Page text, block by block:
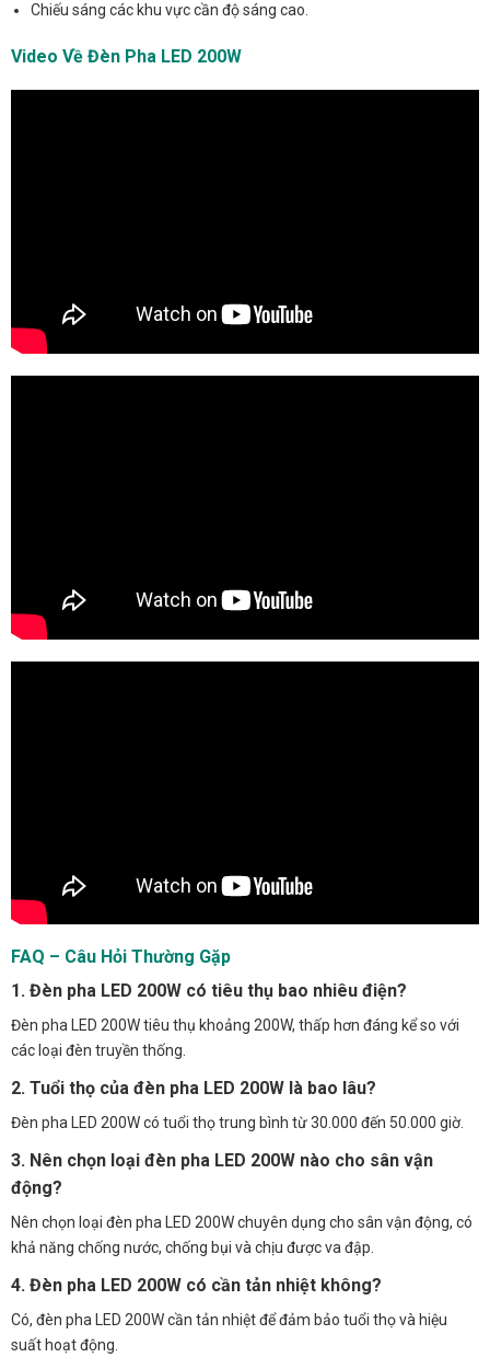
Chiếu sáng các khu vực cần độ sáng cao.
Video Về Đèn Pha LED 200W
FAQ – Câu Hỏi Thường Gặp
1. Đèn pha LED 200W có tiêu thụ bao nhiêu điện?
Đèn pha LED 200W tiêu thụ khoảng 200W, thấp hơn đáng kể so với
các loại đèn truyền thống.
2. Tuổi thọ của đèn pha LED 200W là bao lâu?
Đèn pha LED 200W có tuổi thọ trung bình từ 30.000 đến 50.000 giờ.
3. Nên chọn loại đèn pha LED 200W nào cho sân vận
động?
Nên chọn loại đèn pha LED 200W chuyên dụng cho sân vận động, có
khả năng chống nước, chống bụi và chịu được va đập.
4. Đèn pha LED 200W có cần tản nhiệt không?
Có, đèn pha LED 200W cần tản nhiệt để đảm bảo tuổi thọ và hiệu
suất hoạt động.